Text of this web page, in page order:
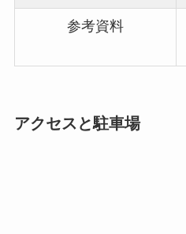
参考資料
アクセスと駐車場